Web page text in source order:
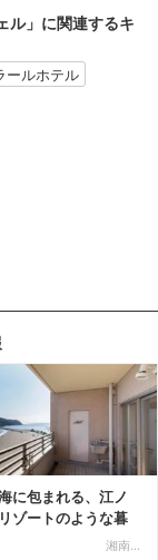
」 に関連するキ
ールホテル
に包まれる、江ノ
ゾートのような暮
湘南...